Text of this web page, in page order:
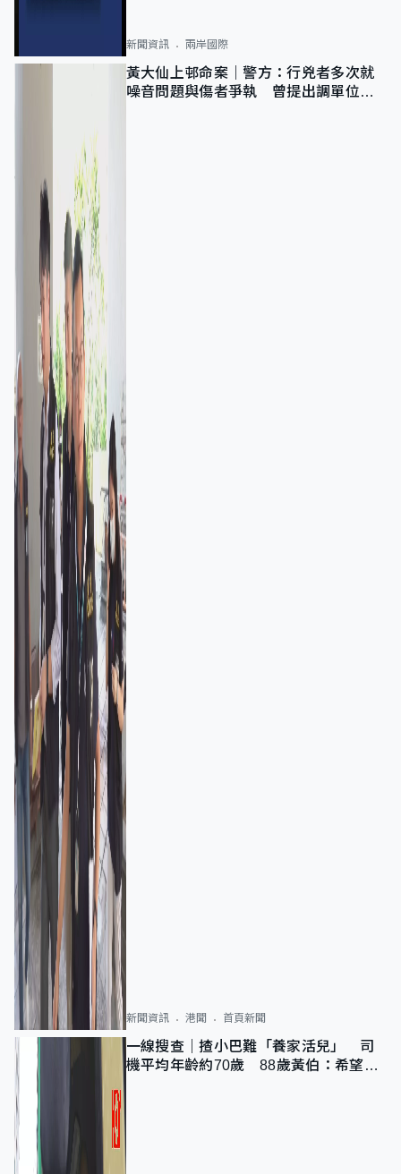
新聞資訊 兩岸國際
黃大仙上邨命案｜警方：行兇者多次就
噪音問題與傷者爭執 曾提出調單位已
新聞資訊 港聞 首頁新聞
一線搜查｜揸小巴難「養家活兒」 司
機平均年齡約70歲 88歲黃伯：希望一